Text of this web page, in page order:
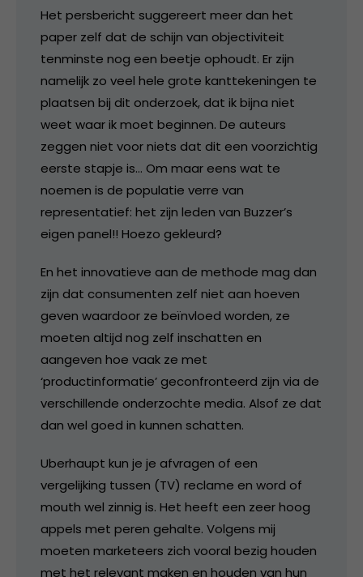
Het persbericht suggereert meer dan het
paper zelf dat de schijn van objectiviteit
tenminste nog een beetje ophoudt. Er zijn
namelijk zo veel hele grote kanttekeningen te
plaatsen bij dit onderzoek, dat ik bijna niet
weet waar ik moet beginnen. De auteurs
zeggen niet voor niets dat dit een voorzichtig
eerste stapje is… Om maar eens wat te
noemen is de populatie verre van
representatief: het zijn leden van Buzzer’s
eigen panel!! Hoezo gekleurd?
En het innovatieve aan de methode mag dan
zijn dat consumenten zelf niet aan hoeven
geven waardoor ze beïnvloed worden, ze
moeten altijd nog zelf inschatten en
aangeven hoe vaak ze met
‘productinformatie’ geconfronteerd zijn via de
verschillende onderzochte media. Alsof ze dat
dan wel goed in kunnen schatten.
Uberhaupt kun je je afvragen of een
vergelijking tussen (TV) reclame en word of
mouth wel zinnig is. Het heeft een zeer hoog
appels met peren gehalte. Volgens mij
moeten marketeers zich vooral bezig houden
met het relevant maken en houden van hun